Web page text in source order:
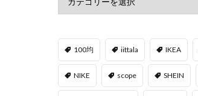
100均 iittala IKEA
NIKE scope SHEIN